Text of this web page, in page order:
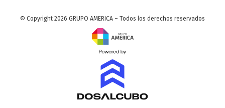
© Copyright 2026 GRUPO AMERICA – Todos los derechos reservados